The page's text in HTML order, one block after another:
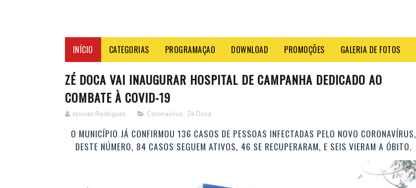
INÍCIO CATEGORIAS PROGRAMAÇAO DOWNLOAD PROMOÇÕES GALERIA DE FOTOS
ZÉ DOCA VAI INAUGURAR HOSPITAL DE CAMPANHA DEDICADO AO
COMBATE À COVID-19
Josivan Rodrigues Coronavírus, Zé Doca
O MUNICÍPIO JÁ CONFIRMOU 136 CASOS DE PESSOAS INFECTADAS PELO NOVO CORONAVÍRUS,
DESTE NÚMERO, 84 CASOS SEGUEM ATIVOS, 46 SE RECUPERARAM, E SEIS VIERAM A ÓBITO.